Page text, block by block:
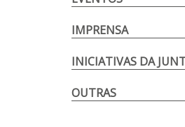
IMPRENSA
INICIATIVAS DA
OUTRAS